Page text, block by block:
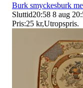
Burk smyckesburk
Sluttid20:58 8 aug
Pris:25 kr,Utropspris.